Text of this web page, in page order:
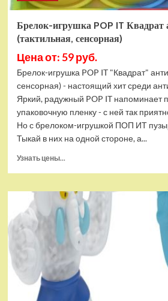
Брелок-игрушка POP IT Квадрат
(тактильная, сенсорная)
Цена от: 59 руб.
Брелок-игрушка POP IT "Квадрат"
сенсорная) - настоящий хит среди
Яркий, радужный POP IT напоминает
упаковочную пленку - с ней так
Но с брелоком-игрушкой ПОП ИТ
Тыкай в них на одной стороне, а...
Узнать цены...
Брелок-
игрушка
POP
Квадрат
антистресс
(тактильная,
сенсорная)